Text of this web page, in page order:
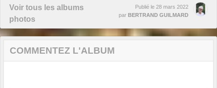
Voir tous les albums
photos
Publié le 28 mars 2022
par BERTRAND GUILMARD
COMMENTEZ L'ALBUM